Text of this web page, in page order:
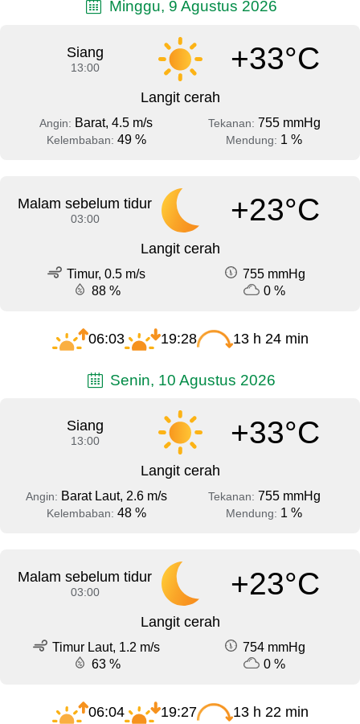
Minggu, 9 Agustus 2026
Siang
13:00 +33°C
Langit cerah
Angin: Barat, 4.5 m/s Tekanan: 755 mmHg
Kelembaban: 49 % Mendung: 1 %
Malam sebelum tidur
03:00 +23°C
Langit cerah
Timur, 0.5 m/s
755 mmHg
88 %
0 %
06:03 19:28 13 h 24 min
Senin, 10 Agustus 2026
Siang
13:00 +33°C
Langit cerah
Angin: Barat Laut, 2.6 m/s Tekanan: 755 mmHg
Kelembaban: 48 % Mendung: 1 %
Malam sebelum tidur
03:00 +23°C
Langit cerah
Timur Laut, 1.2 m/s
754 mmHg
63 %
0 %
06:04 19:27 13 h 22 min